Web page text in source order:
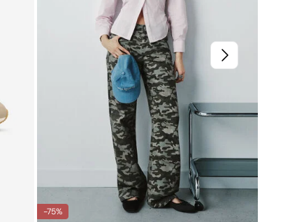
-75%